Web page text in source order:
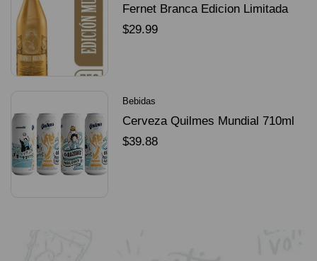
Fernet Branca Edicion Limitada
Dorado Mundial
$29.99
Bebidas
Cerveza Quilmes Mundial 710ml
packX4
$39.88